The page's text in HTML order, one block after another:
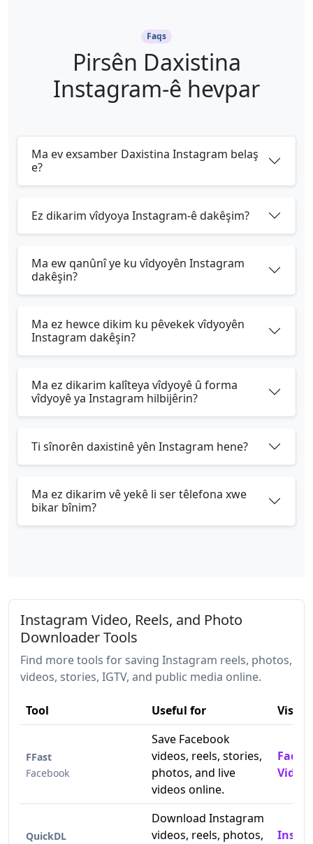
Faqs
Pirsên Daxistina
Instagram-ê hevpar
Ma ev exsamber Daxistina Instagram belaş
e?
Ez dikarim vîdyoya Instagram-ê dakêşim?
Ma ew qanûnî ye ku vîdyoyên Instagram
dakêşin?
Ma ez hewce dikim ku pêvekek vîdyoyên
Instagram dakêşin?
Ma ez dikarim kalîteya vîdyoyê û forma
vîdyoyê ya Instagram hilbijêrin?
Ti sînorên daxistinê yên Instagram hene?
Ma ez dikarim vê yekê li ser têlefona xwe
bikar bînim?
Instagram Video, Reels, and Photo
Downloader Tools
Find more tools for saving Instagram reels, photos,
videos, stories, IGTV, and public media online.
Tool Useful for Visit
FFast
Facebook
Save Facebook
videos, reels, stories,
photos, and live
videos online.
Video
QuickDL
Download Instagram
videos, reels, photos,